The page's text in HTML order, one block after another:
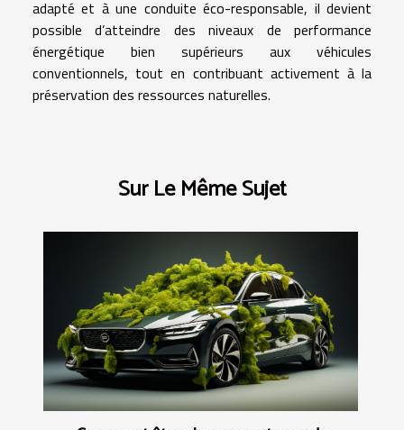
adapté et à une conduite éco-responsable, il devient
possible d’atteindre des niveaux de performance
énergétique bien supérieurs aux véhicules
conventionnels, tout en contribuant activement à la
préservation des ressources naturelles.
Sur Le Même Sujet